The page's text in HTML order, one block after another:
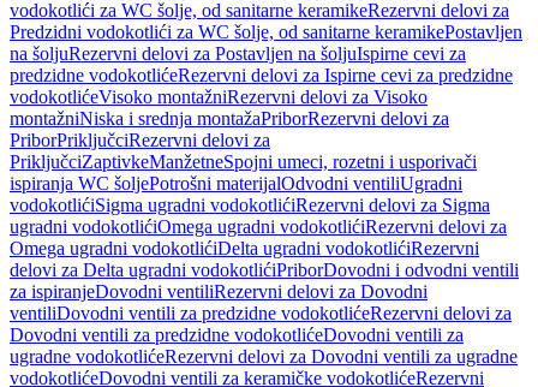
vodokotlići za WC šolje, od sanitarne keramikeRezervni delovi za
Predzidni vodokotlići za WC šolje, od sanitarne keramikePostavljen
na šoljuRezervni delovi za Postavljen na šoljuIspirne cevi za
predzidne vodokotlićeRezervni delovi za Ispirne cevi za predzidne
vodokotlićeVisoko montažniRezervni delovi za Visoko
montažniNiska i srednja montažaPriborRezervni delovi za
PriborPriključciRezervni delovi za
PriključciZaptivkeManžetneSpojni umeci, rozetni i usporivači
ispiranja WC šoljePotrošni materijalOdvodni ventiliUgradni
vodokotlićiSigma ugradni vodokotlićiRezervni delovi za Sigma
ugradni vodokotlićiOmega ugradni vodokotlićiRezervni delovi za
Omega ugradni vodokotlićiDelta ugradni vodokotlićiRezervni
delovi za Delta ugradni vodokotlićiPriborDovodni i odvodni ventili
za ispiranjeDovodni ventiliRezervni delovi za Dovodni
ventiliDovodni ventili za predzidne vodokotlićeRezervni delovi za
Dovodni ventili za predzidne vodokotlićeDovodni ventili za
ugradne vodokotlićeRezervni delovi za Dovodni ventili za ugradne
vodokotlićeDovodni ventili za keramičke vodokotlićeRezervni